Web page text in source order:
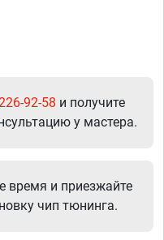
92-58 и получите
у мастера.
время и приезжайте
чип тюнинга.